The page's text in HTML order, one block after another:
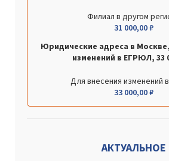
Филиал в другом
31 000,00₽
Юридические адреса в
изменений в ЕГРЮЛ, 33
Для внесения изменений
33 000,00₽
АКТУАЛЬНОЕ